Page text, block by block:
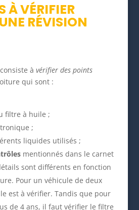
À VÉRIFIER
RÉVISION
à vérifier des points
qui sont :
filtre à huile ;
;
liquides utilisés ;
mentionnés dans le carnet
sont différents en fonction
Pour un véhicule de deux
est à vérifier. Tandis que pour
de 4 ans, il faut vérifier le filtre